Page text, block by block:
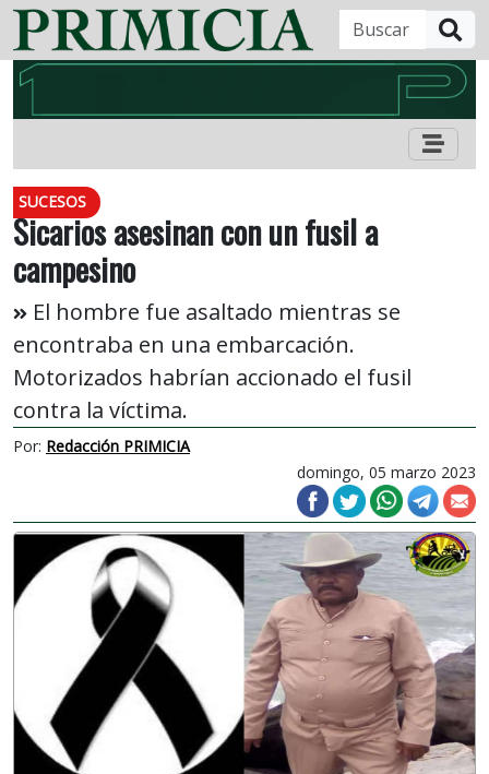
SUCESOS
Sicarios asesinan con un fusil a
campesino
El hombre fue asaltado mientras se
encontraba en una embarcación.
Motorizados habrían accionado el fusil
contra la víctima.
Por: Redacción PRIMICIA
domingo, 05 marzo 2023